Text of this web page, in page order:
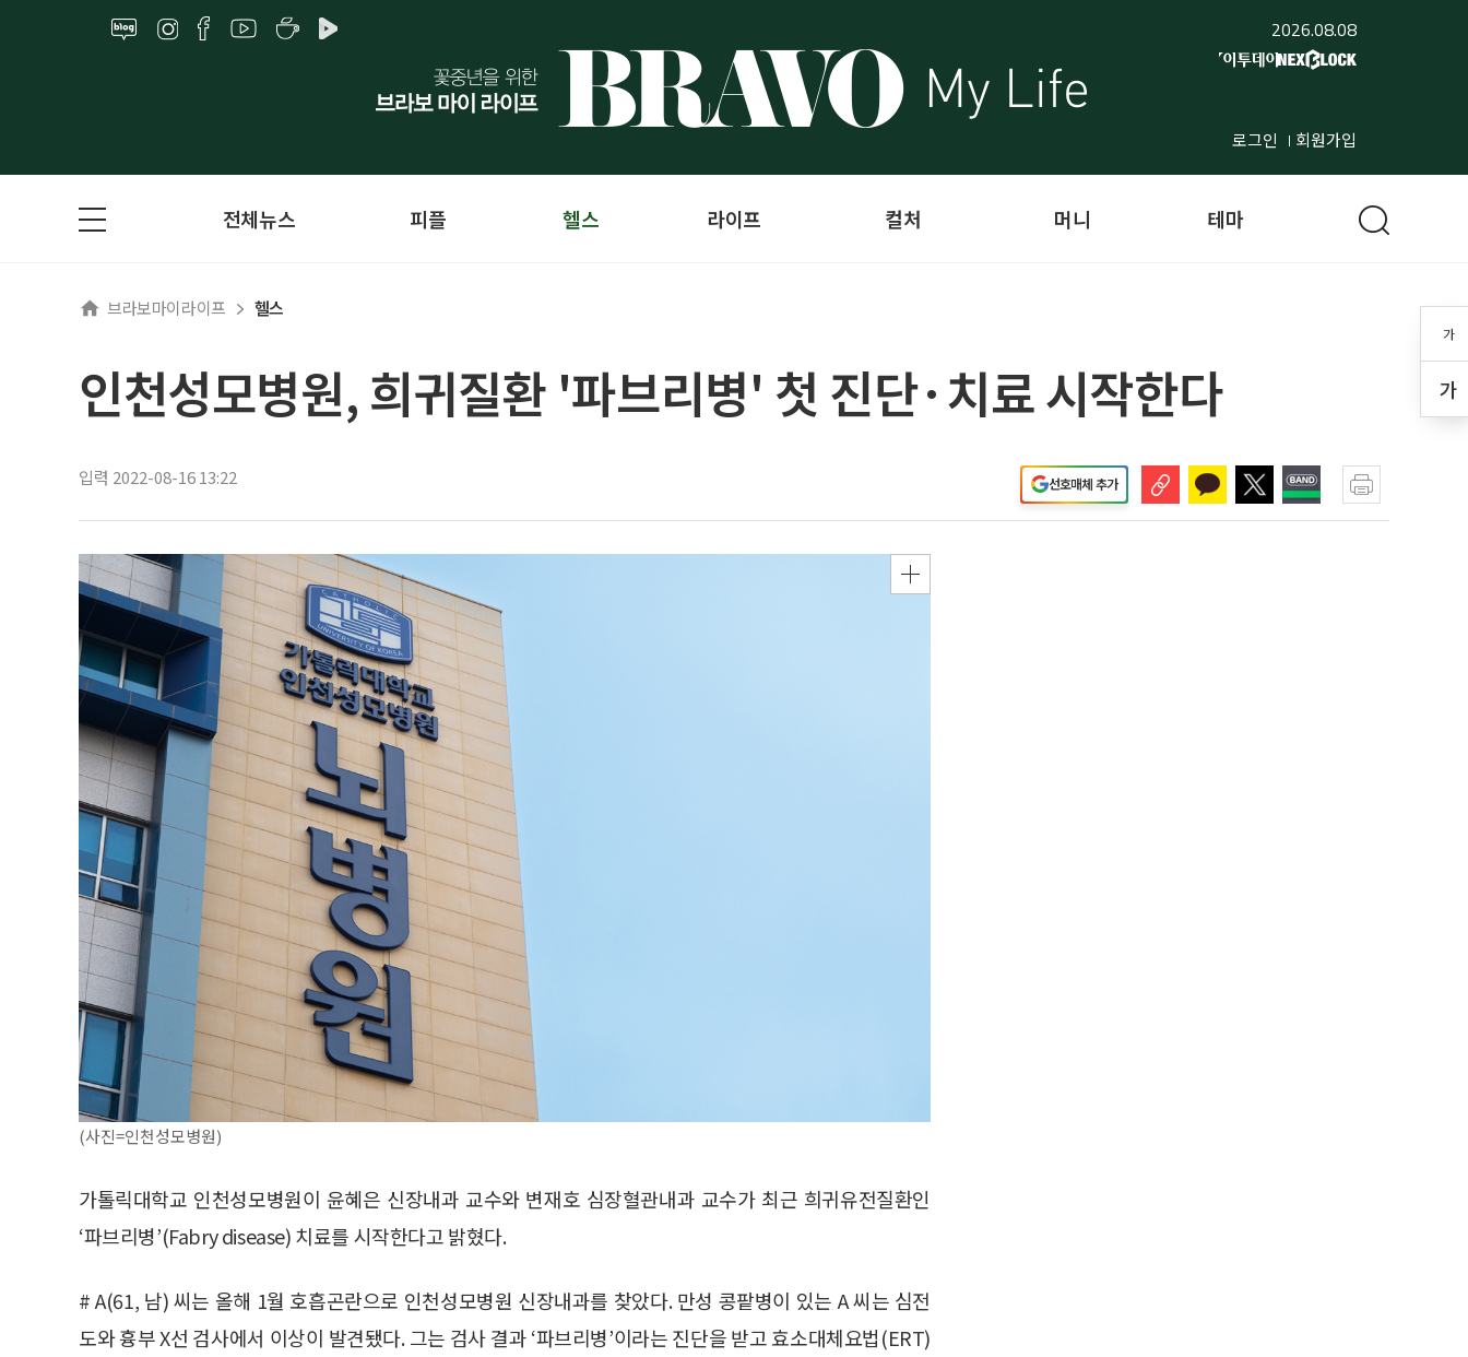
2026.08.08
로그인 회원가입
가
가
전체뉴스 피플 헬스 라이프 컬처 머니 테마
브라보마이라이프 헬스
인천성모병원, 희귀질환 '파브리병' 첫 진단·치료 시작한다
입력 2022-08-16 13:22 선호매체 추가
(사진=인천성모병원)
가톨릭대학교 인천성모병원이 윤혜은 신장내과 교수와 변재호 심장혈관내과 교수가 최근 희귀유전질환인
‘파브리병’(Fabry disease) 치료를 시작한다고 밝혔다.
# A(61, 남) 씨는 올해 1월 호흡곤란으로 인천성모병원 신장내과를 찾았다. 만성 콩팥병이 있는 A 씨는 심전
도와 흉부 X선 검사에서 이상이 발견됐다. 그는 검사 결과 ‘파브리병’이라는 진단을 받고 효소대체요법(ERT)